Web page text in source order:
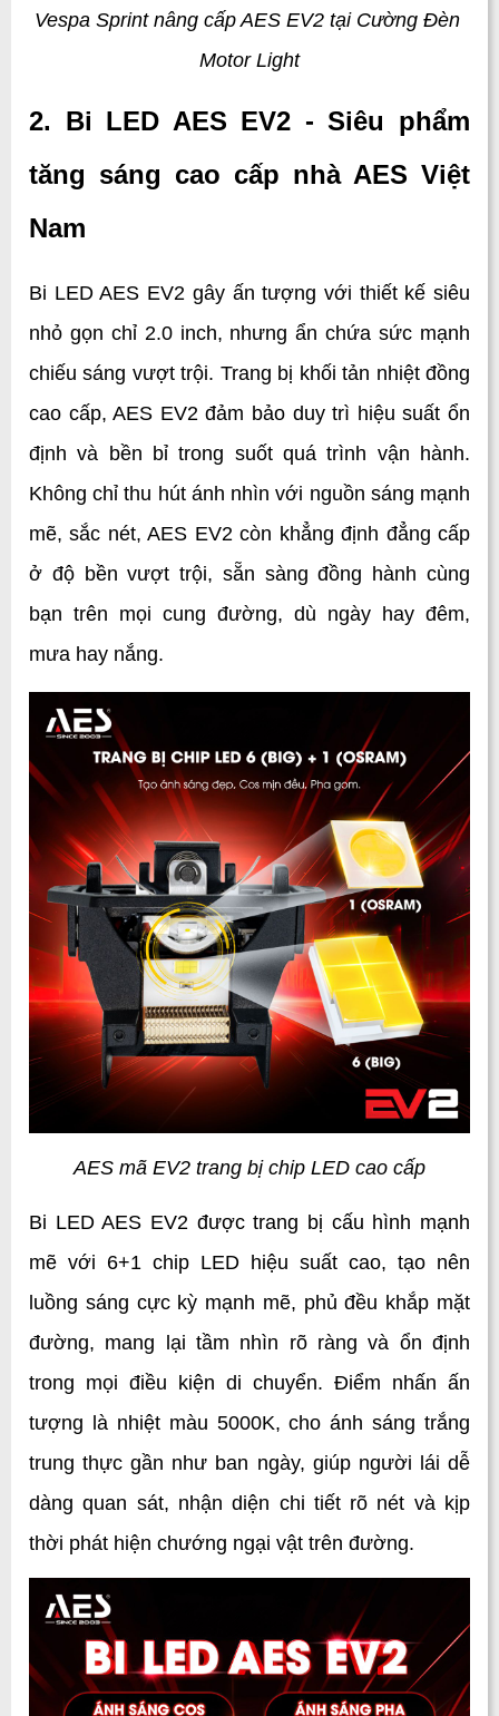
Vespa Sprint nâng cấp AES EV2 tại Cường Đèn
Motor Light
2. Bi LED AES EV2 - Siêu phẩm
tăng sáng cao cấp nhà AES Việt
Nam
Bi LED AES EV2 gây ấn tượng với thiết kế siêu
nhỏ gọn chỉ 2.0 inch, nhưng ẩn chứa sức mạnh
chiếu sáng vượt trội. Trang bị khối tản nhiệt đồng
cao cấp, AES EV2 đảm bảo duy trì hiệu suất ổn
định và bền bỉ trong suốt quá trình vận hành.
Không chỉ thu hút ánh nhìn với nguồn sáng mạnh
mẽ, sắc nét, AES EV2 còn khẳng định đẳng cấp
ở độ bền vượt trội, sẵn sàng đồng hành cùng
bạn trên mọi cung đường, dù ngày hay đêm,
mưa hay nắng.
AES mã EV2 trang bị chip LED cao cấp
Bi LED AES EV2 được trang bị cấu hình mạnh
mẽ với 6+1 chip LED hiệu suất cao, tạo nên
luồng sáng cực kỳ mạnh mẽ, phủ đều khắp mặt
đường, mang lại tầm nhìn rõ ràng và ổn định
trong mọi điều kiện di chuyển. Điểm nhấn ấn
tượng là nhiệt màu 5000K, cho ánh sáng trắng
trung thực gần như ban ngày, giúp người lái dễ
dàng quan sát, nhận diện chi tiết rõ nét và kịp
thời phát hiện chướng ngại vật trên đường.